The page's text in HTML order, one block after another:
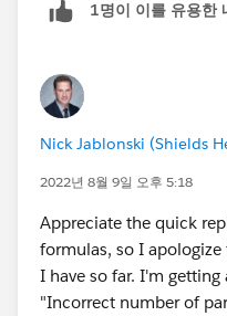
1명이 이를 유용한
Nick Jablonski (Shields
2022년 8월 9일 오후 5:18
Appreciate the quick
formulas, so I
I have so far. I'm getting
"Incorrect number of